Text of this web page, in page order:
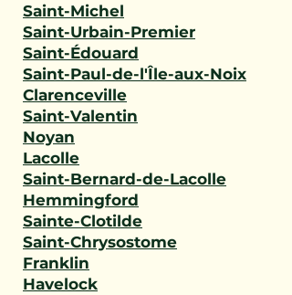
Saint-Michel
Saint-Urbain-Premier
Saint-Édouard
Saint-Paul-de-l'Île-aux-Noix
Clarenceville
Saint-Valentin
Noyan
Lacolle
Saint-Bernard-de-Lacolle
Hemmingford
Sainte-Clotilde
Saint-Chrysostome
Franklin
Havelock